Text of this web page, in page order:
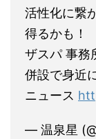
活性化に繋
得るかも！
ザスパ 事
併設で身近
ニュース
— 温泉星